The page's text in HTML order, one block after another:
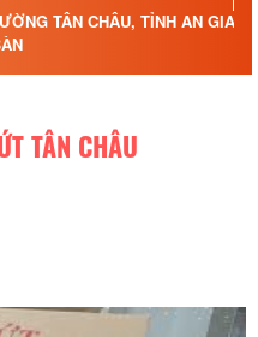
TÂN CHÂU, TỈNH AN GIANG
TÂN CHÂU